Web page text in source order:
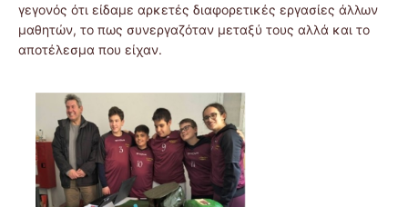
γεγονός ότι είδαμε αρκετές διαφορετικές εργασίες άλλων
μαθητών, το πως συνεργαζόταν μεταξύ τους αλλά και το
αποτέλεσμα που είχαν.